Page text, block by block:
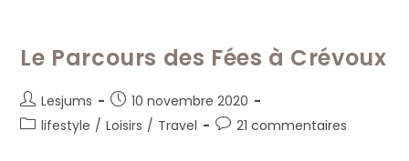
Le Parcours des Fées à Crévoux
Auteur/autrice
de
Lesjums
Publication
publiée :
10 novembre 2020
Postlifestyle / Loisirs / Travel
Commentaires
21 commentaires